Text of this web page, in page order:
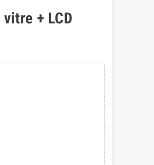
+ LCD